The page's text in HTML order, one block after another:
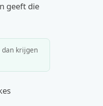
geeft die
krijgen